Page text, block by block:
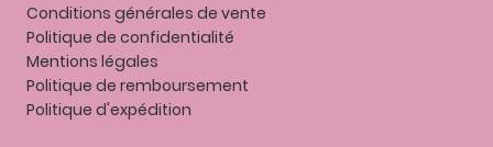
Conditions générales de vente
Politique de confidentialité
Mentions légales
Politique de remboursement
Politique d'expédition